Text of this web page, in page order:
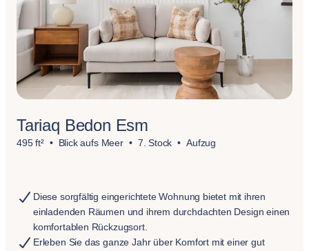
Tariaq Bedon Esm
495 ft² Blick aufs Meer 7. Stock Aufzug
Diese sorgfältig eingerichtete Wohnung bietet mit ihren
einladenden Räumen und ihrem durchdachten Design einen
komfortablen Rückzugsort.
Erleben Sie das ganze Jahr über Komfort mit einer gut